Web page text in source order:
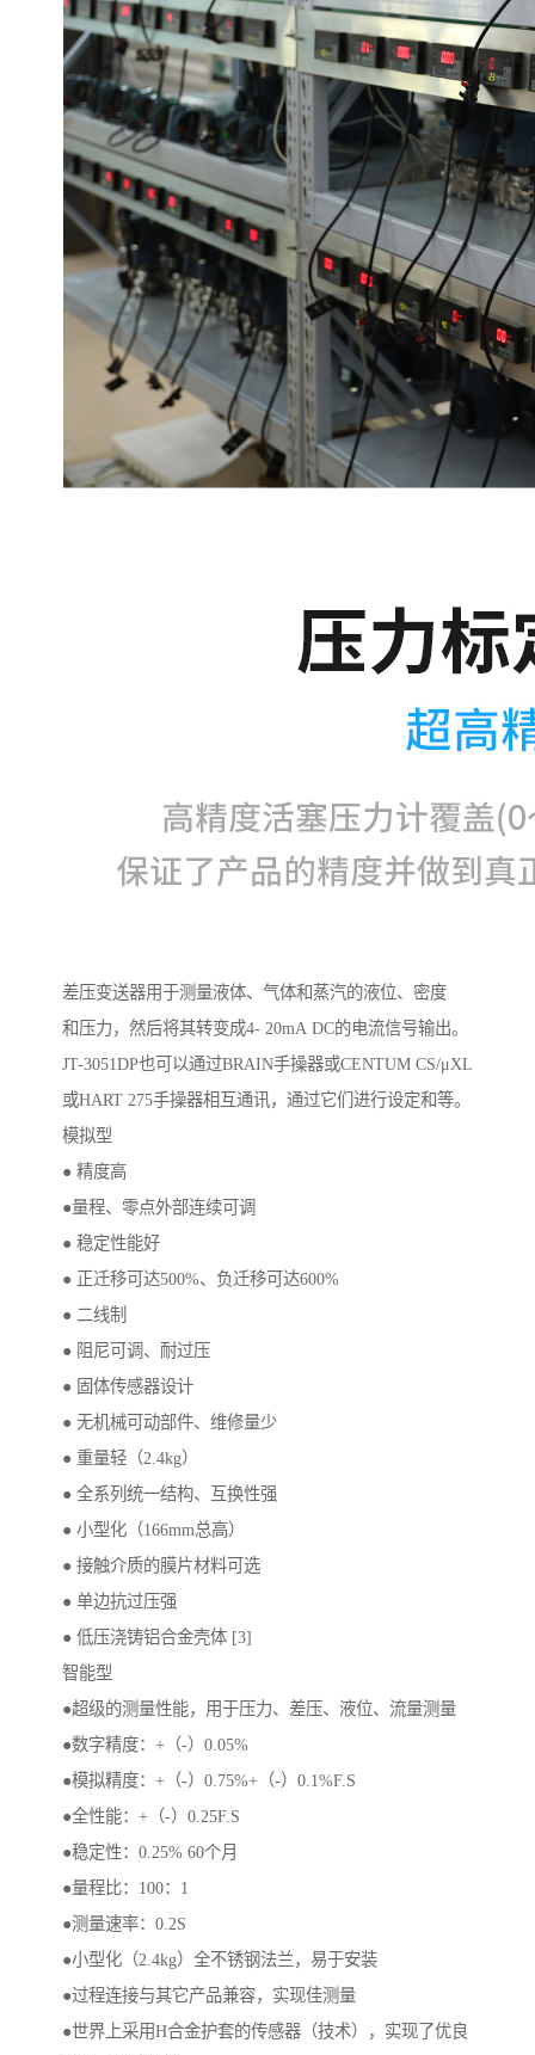
差压变送器用于测量液体、气体和蒸汽的液位、密度
和压力，然后将其转变成4- 20mA DC的电流信号输出。
JT-3051DP也可以通过BRAIN手操器或CENTUM CS/μXL
或HART 275手操器相互通讯，通过它们进行设定和等。
模拟型
● 精度高
●量程、零点外部连续可调
● 稳定性能好
● 正迁移可达500%、负迁移可达600%
● 二线制
● 阻尼可调、耐过压
● 固体传感器设计
● 无机械可动部件、维修量少
● 重量轻（2.4kg）
● 全系列统一结构、互换性强
● 小型化（166mm总高）
● 接触介质的膜片材料可选
● 单边抗过压强
● 低压浇铸铝合金壳体 [3]
智能型
●超级的测量性能，用于压力、差压、液位、流量测量
●数字精度：+（-）0.05%
●模拟精度：+（-）0.75%+（-）0.1%F.S
●全性能：+（-）0.25F.S
●稳定性：0.25% 60个月
●量程比：100：1
●测量速率：0.2S
●小型化（2.4kg）全不锈钢法兰，易于安装
●过程连接与其它产品兼容，实现佳测量
●世界上采用H合金护套的传感器（技术），实现了优良